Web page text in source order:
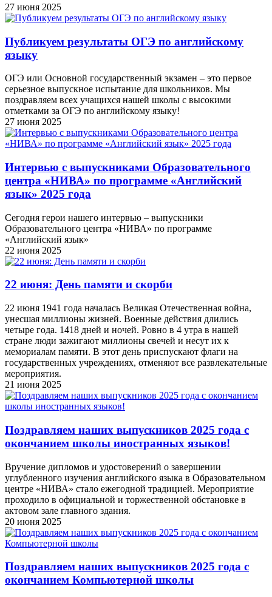
27 июня 2025
Публикуем результаты ОГЭ по английскому
языку
ОГЭ или Основной государственный экзамен – это первое
серьезное выпускное испытание для школьников. Мы
поздравляем всех учащихся нашей школы с высокими
отметками за ОГЭ по английскому языку!
27 июня 2025
Интервью с выпускниками Образовательного
центра «НИВА» по программе «Английский
язык» 2025 года
Сегодня герои нашего интервью – выпускники
Образовательного центра «НИВА» по программе
«Английский язык»
22 июня 2025
22 июня: День памяти и скорби
22 июня 1941 года началась Великая Отечественная война,
унесшая миллионы жизней. Военные действия длились
четыре года. 1418 дней и ночей. Ровно в 4 утра в нашей
стране люди зажигают миллионы свечей и несут их к
мемориалам памяти. В этот день приспускают флаги на
государственных учреждениях, отменяют все развлекательные
мероприятия.
21 июня 2025
Поздравляем наших выпускников 2025 года c
окончанием школы иностранных языков!
Вручение дипломов и удостоверений о завершении
углубленного изучения английского языка в Образовательном
центре «НИВА» стало ежегодной традицией. Мероприятие
проходило в официальной и торжественной обстановке в
актовом зале главного здания.
20 июня 2025
Поздравляем наших выпускников 2025 года c
окончанием Компьютерной школы